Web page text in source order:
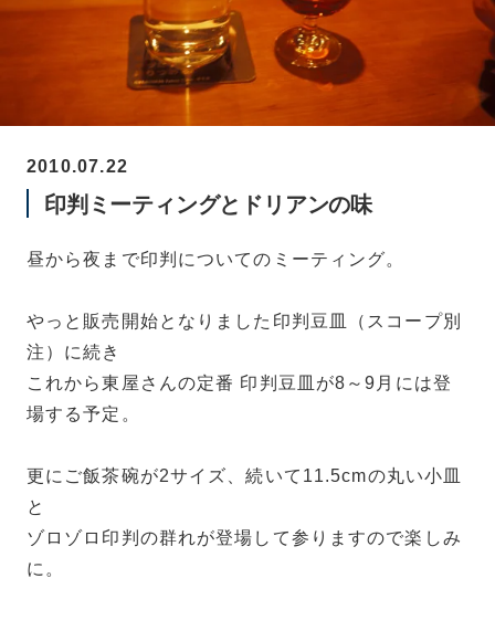
2010.07.22
印判ミーティングとドリアンの味
昼から夜まで印判についてのミーティング。
やっと販売開始となりました印判豆皿（スコープ別
注）に続き
これから東屋さんの定番 印判豆皿が8～9月には登
場する予定。
更にご飯茶碗が2サイズ、続いて11.5cmの丸い小皿
と
ゾロゾロ印判の群れが登場して参りますので楽しみ
に。